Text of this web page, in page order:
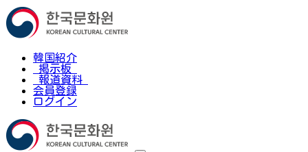
韓国紹介
掲示板
報道資料
会員登録
ログイン